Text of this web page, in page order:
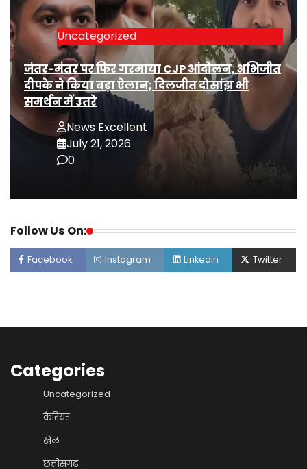
Uncategorized
जंतर-मंतर पर फिर गरमाया CJP आंदोलन, अभिजीत
दीपके ने किया बड़ा ऐलान; दिलजीत दोसांझ भी
समर्थन में उतरे
News Excellent
July 21, 2026
0
Follow Us On:
Facebook Instagram Linkedin Twitter
Categories
Uncategorized
कैरियर
खेल
छत्तीसगढ़